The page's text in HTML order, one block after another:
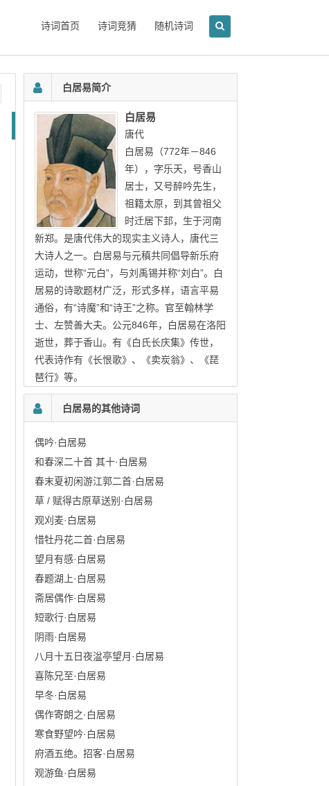
诗词首页 诗词竞猜 随机诗词
白居易简介
白居易
唐代
白居易（772年－846
年），字乐天，号香山
居士，又号醉吟先生，
祖籍太原，到其曾祖父
时迁居下邽，生于河南
新郑。是唐代伟大的现实主义诗人，唐代三
大诗人之一。白居易与元稹共同倡导新乐府
运动，世称“元白”，与刘禹锡并称“刘白”。白
居易的诗歌题材广泛，形式多样，语言平易
通俗，有“诗魔”和“诗王”之称。官至翰林学
士、左赞善大夫。公元846年，白居易在洛阳
逝世，葬于香山。有《白氏长庆集》传世，
代表诗作有《长恨歌》、《卖炭翁》、《琵
琶行》等。
白居易的其他诗词
偶吟·白居易
和春深二十首 其十·白居易
春末夏初闲游江郭二首·白居易
草 / 赋得古原草送别·白居易
观刈麦·白居易
惜牡丹花二首·白居易
望月有感·白居易
春题湖上·白居易
斋居偶作·白居易
短歌行·白居易
阴雨·白居易
八月十五日夜湓亭望月·白居易
喜陈兄至·白居易
早冬·白居易
偶作寄朗之·白居易
寒食野望吟·白居易
府酒五绝。招客·白居易
观游鱼·白居易